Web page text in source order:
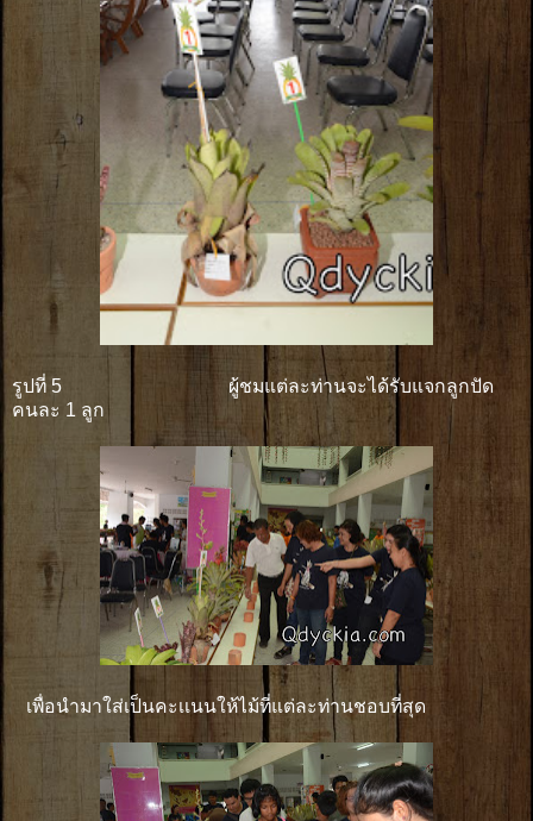
รูปที่ 5 ผู้ชมแต่ละท่านจะได้รับแจกลูกปัด
คนละ 1 ลูก
เพื่อนำมาใส่เป็นคะเเนนให้ไม้ที่แต่ละท่านชอบที่สุด